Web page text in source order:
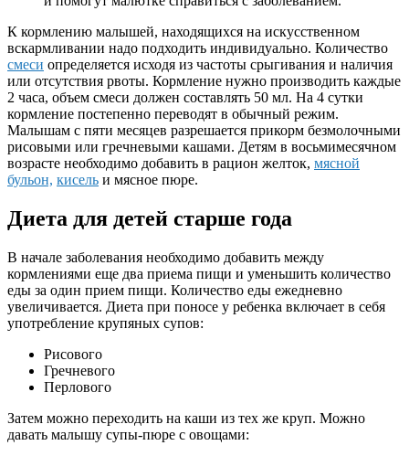
К кормлению малышей, находящихся на искусственном
вскармливании надо подходить индивидуально. Количество
смеси определяется исходя из частоты срыгивания и наличия
или отсутствия рвоты. Кормление нужно производить каждые
2 часа, объем смеси должен составлять 50 мл. На 4 сутки
кормление постепенно переводят в обычный режим.
Малышам с пяти месяцев разрешается прикорм безмолочными
рисовыми или гречневыми кашами. Детям в восьмимесячном
возрасте необходимо добавить в рацион желток, мясной
бульон, кисель и мясное пюре.
Диета для детей старше года
В начале заболевания необходимо добавить между
кормлениями еще два приема пищи и уменьшить количество
еды за один прием пищи. Количество еды ежедневно
увеличивается. Диета при поносе у ребенка включает в себя
употребление крупяных супов:
Рисового
Гречневого
Перлового
Затем можно переходить на каши из тех же круп. Можно
давать малышу супы-пюре с овощами: